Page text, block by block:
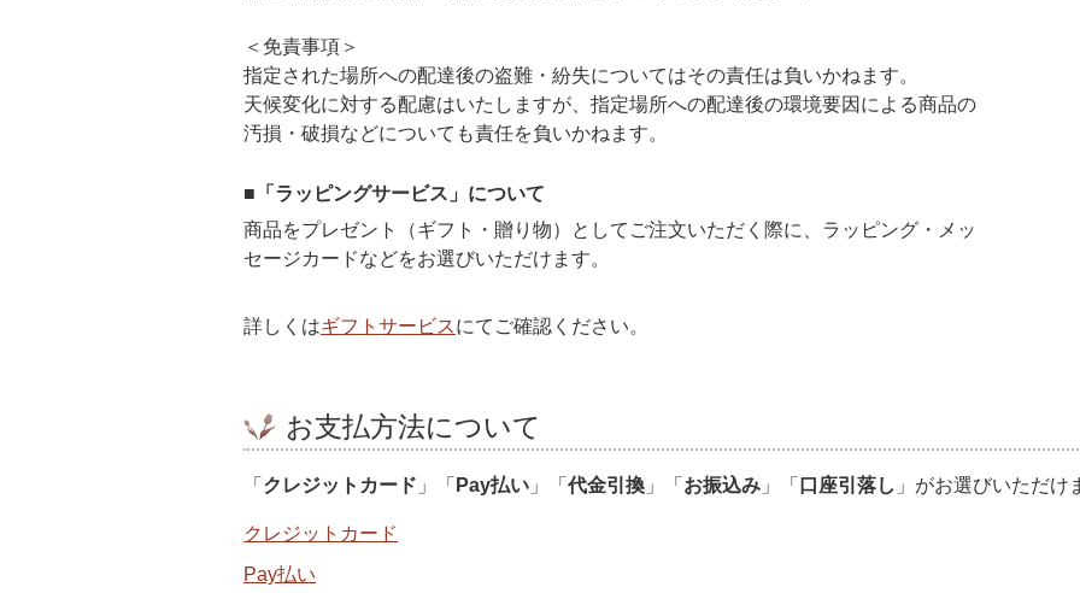
＜免責事項＞
指定された場所への配達後の盗難・紛失についてはその責任は負いかねます。
天候変化に対する配慮はいたしますが、指定場所への配達後の環境要因による商品の
汚損・破損などについても責任を負いかねます。
■「ラッピングサービス」について
商品をプレゼント（ギフト・贈り物）としてご注文いただく際に、ラッピング・メッ
セージカードなどをお選びいただけます。
詳しくはギフトサービスにてご確認ください。
お支払方法について
「 クレジットカード 」「 Pay払い 」「 代金引換 」「 お振込み 」「 口座引落し 」がお選びいただけ
クレジットカード
Pay払い